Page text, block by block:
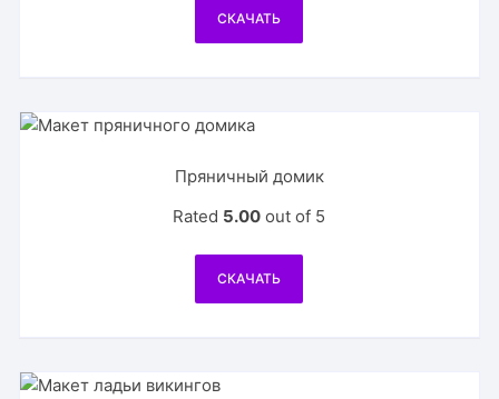
СКАЧАТЬ
Пряничный домик
Rated 5.00 out of 5
СКАЧАТЬ